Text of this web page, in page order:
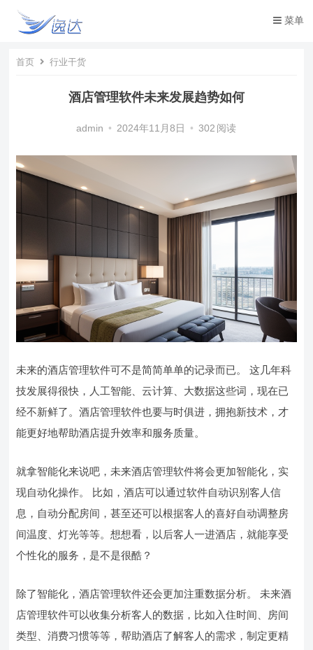
菜单
首页 行业干货
酒店管理软件未来发展趋势如何
admin • 2024年11月8日 • 302 阅读
未来的酒店管理软件可不是简简单单的记录而已。 这几年科
技发展得很快，人工智能、云计算、大数据这些词，现在已
经不新鲜了。酒店管理软件也要与时俱进，拥抱新技术，才
能更好地帮助酒店提升效率和服务质量。
就拿智能化来说吧，未来酒店管理软件将会更加智能化，实
现自动化操作。 比如，酒店可以通过软件自动识别客人信
息，自动分配房间，甚至还可以根据客人的喜好自动调整房
间温度、灯光等等。想想看，以后客人一进酒店，就能享受
个性化的服务，是不是很酷？
除了智能化，酒店管理软件还会更加注重数据分析。 未来酒
店管理软件可以收集分析客人的数据，比如入住时间、房间
类型、消费习惯等等，帮助酒店了解客人的需求，制定更精